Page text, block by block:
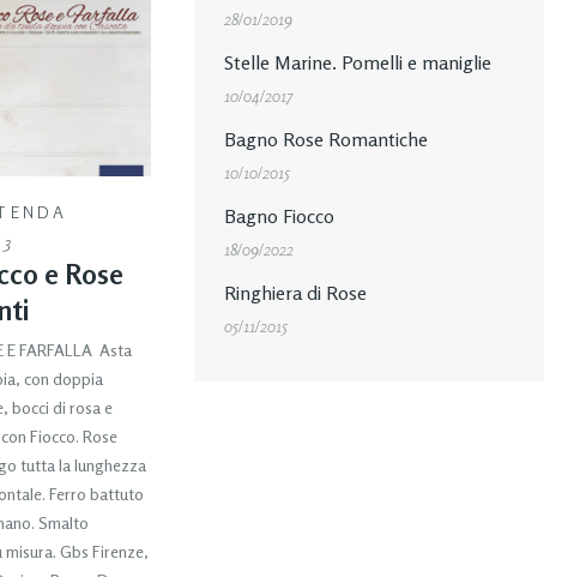
3
e Rose
E FARFALLA Asta
con doppia
bocci di rosa e
Fiocco. Rose
tutta la lunghezza
Ferro battuto
Smalto
misura. Gbs Firenze,
28/01/2019
Stelle Marine. Pomelli e maniglie
10/04/2017
Bagno Rose Romantiche
10/10/2015
Bagno Fiocco
18/09/2022
Ringhiera di Rose
05/11/2015